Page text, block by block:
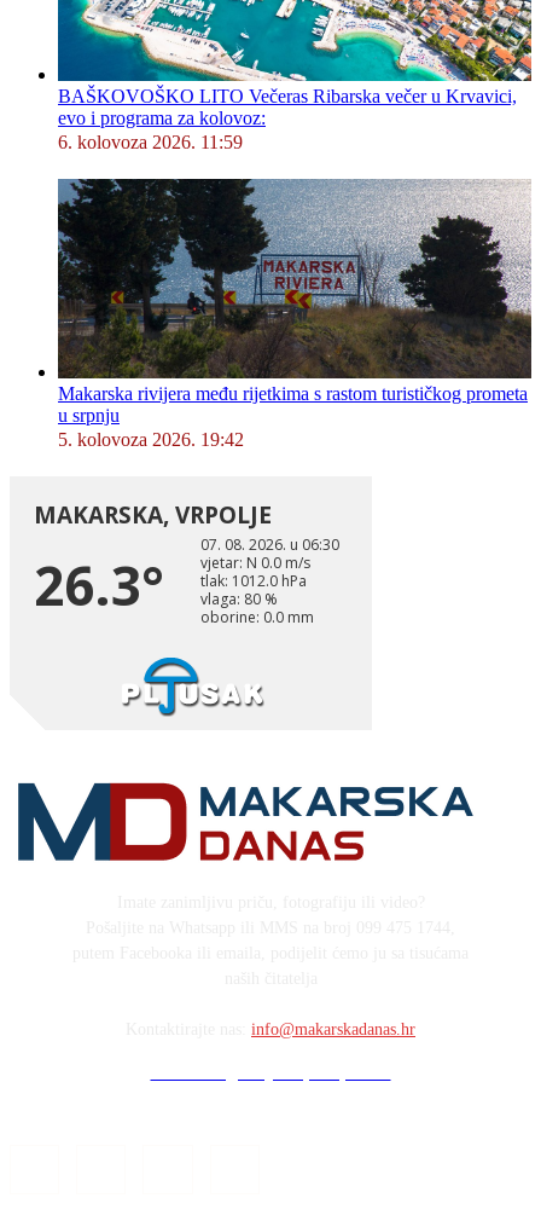
BAŠKOVOŠKO LITO Večeras Ribarska večer u Krvavici,
evo i programa za kolovoz:
6. kolovoza 2026. 11:59
Makarska rivijera među rijetkima s rastom turističkog prometa
u srpnju
5. kolovoza 2026. 19:42
info@makarskadanas.hr